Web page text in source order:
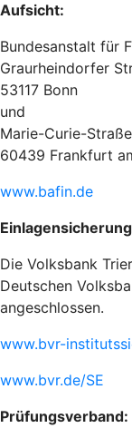
Aufsicht:
Bundesanstalt für
Graurheindorfer
53117 Bonn
und
Marie-Curie-
60439 Frankfurt
www.bafin.de
Die Volksbank
Deutschen
angeschlossen.
www.bvr-
www.bvr.de/SE
Prüfungsverband: